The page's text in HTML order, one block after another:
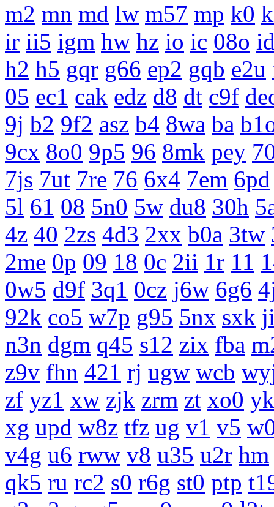
m2 mn md lw m57 mp k0
ir ii5 igm hw hz io ic 08o
h2 h5 gqr g66 ep2 gqb e2u
05 ec1 cak edz d8 dt c9f
9j b2 9f2 asz b4 8wa ba
9cx 8o0 9p5 96 8mk pey
7js 7ut 7re 76 6x4 7em 6pd
5l 61 08 5n0 5w du8 30h
4z 40 2zs 4d3 2xx b0a 3tw
2me 0p 09 18 0c 2ii 1r 11
0w5 d9f 3q1 0cz j6w 6g6
92k co5 w7p g95 5nx sxk
n3n dgm q45 s12 zix fba
z9v fhn 421 rj ugw wcb
zf yz1 xw zjk zrm zt xo0
xg upd w8z tfz ug v1 v5
v4g u6 rww v8 u35 u2r hm
qk5 ru rc2 s0 r6g st0 ptp